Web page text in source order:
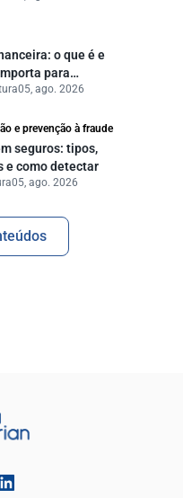
o que é e
para
empresas?
05, ago. 2026
e prevenção à fraude
seguros: tipos,
e como detectar
05, ago. 2026